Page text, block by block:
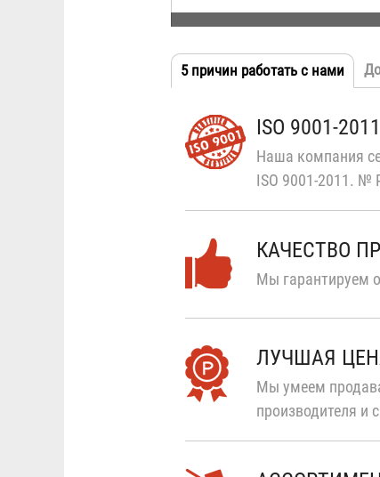
Табы
5 причин работать с нами
ISO 9001-2011
Наша компания
ISO 9001-2011. №
КАЧЕСТВО
Мы гарантируем
ЛУЧШАЯ
Мы умеем
производителя и